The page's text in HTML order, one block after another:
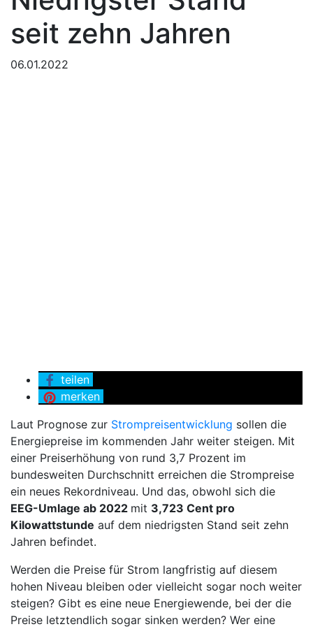
seit zehn Jahren
06.01.2022
teilen
merken
Laut Prognose zur Strompreisentwicklung sollen die
Energiepreise im kommenden Jahr weiter steigen. Mit
einer Preiserhöhung von rund 3,7 Prozent im
bundesweiten Durchschnitt erreichen die Strompreise
ein neues Rekordniveau. Und das, obwohl sich die
EEG-Umlage ab 2022 mit 3,723 Cent pro
Kilowattstunde auf dem niedrigsten Stand seit zehn
Jahren befindet.
Werden die Preise für Strom langfristig auf diesem
hohen Niveau bleiben oder vielleicht sogar noch weiter
steigen? Gibt es eine neue Energiewende, bei der die
Preise letztendlich sogar sinken werden? Wer eine